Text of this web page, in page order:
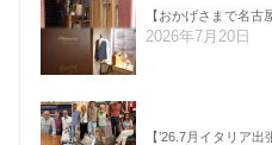
【おかげさまで名古
2026年7月20日
【’26.7月イタリア